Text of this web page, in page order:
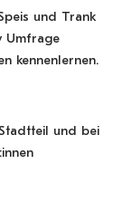
und Trank
Umfrage
kennenlernen.
und bei